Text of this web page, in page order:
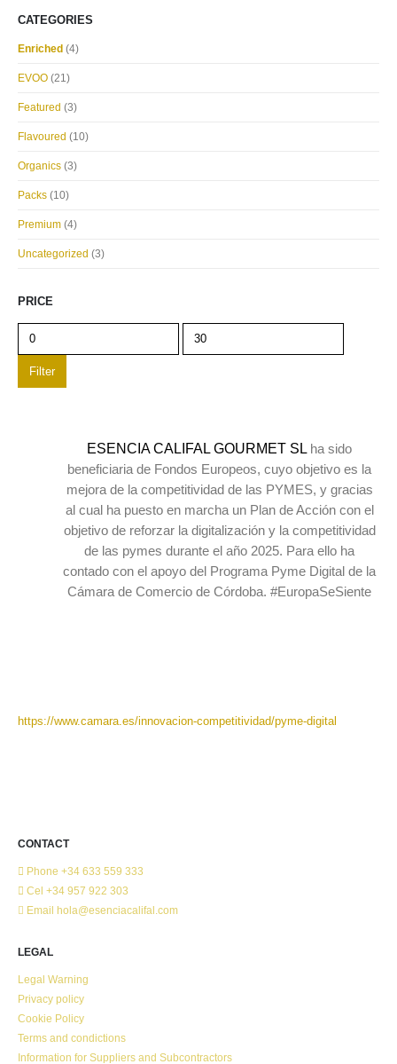
CATEGORIES
Enriched (4)
EVOO (21)
Featured (3)
Flavoured (10)
Organics (3)
Packs (10)
Premium (4)
Uncategorized (3)
PRICE
Min
Max
Filter
ESENCIA CALIFAL GOURMET SL ha sido
beneficiaria de Fondos Europeos, cuyo objetivo es la
mejora de la competitividad de las PYMES, y gracias
al cual ha puesto en marcha un Plan de Acción con el
objetivo de reforzar la digitalización y la competitividad
de las pymes durante el año 2025. Para ello ha
contado con el apoyo del Programa Pyme Digital de la
Cámara de Comercio de Córdoba. #EuropaSeSiente
https://www.camara.es/innovacion-competitividad/pyme-digital
CONTACT
Phone +34 633 559 333
Cel +34 957 922 303
Email
hola@esenciacalifal.com
LEGAL
Legal Warning
Privacy policy
Cookie Policy
Terms and condictions
Information for Suppliers and Subcontractors